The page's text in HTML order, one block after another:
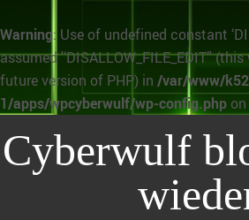
Warning: Use of undefined constant
assumed '‘DISALLOW_FILE_EDIT’'
future version of PHP) in /var/www/
1/apps/wpcyberwulf/wp-config.php
Cyberwulf